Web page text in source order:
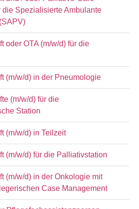
die Spezialisierte Ambulante
oder OTA (m/w/d) für die
(m/w/d) in der Pneumologie
(m/w/d) für die
Station
(m/w/d) in Teilzeit
(m/w/d) für die Palliativstation
(m/w/d) in der Onkologie mit
Case Management